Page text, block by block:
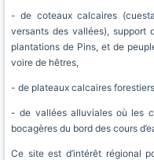
- de coteaux calcaires
versants des vallées), support
plantations de Pins, et de
voire de hêtres,
- de plateaux calcaires
- de vallées alluviales où les
bocagères du bord des cours
Ce site est d’intérêt régional